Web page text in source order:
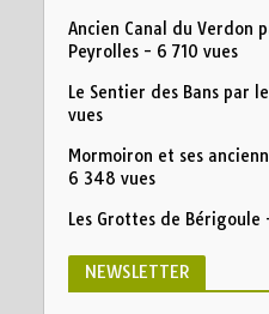
Ancien Canal du Verdon
Peyrolles- 6 710 vues
Le Sentier des Bans par
vues
Mormoiron et ses
6 348 vues
Les Grottes de Bérigoule
NEWSLETTER